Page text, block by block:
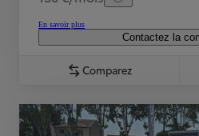
En savoir plus
Contactez la
Comparez